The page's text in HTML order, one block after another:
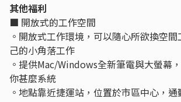
其他福利
■ 開放式的工作空間
。開放式工作環境，可以隨心所欲換空
己的小角落工作
。提供Mac/Windows全新筆電與大螢幕
你甚麼系統
。地點靠近捷運站，位置於市區中心，通